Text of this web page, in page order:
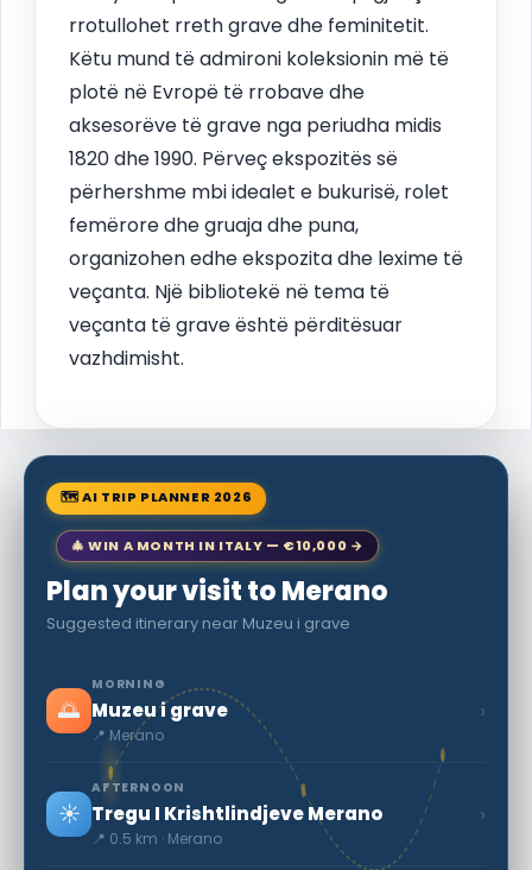
rrotullohet rreth grave dhe feminitetit.
Këtu mund të admironi koleksionin më të
plotë në Evropë të rrobave dhe
aksesorëve të grave nga periudha midis
1820 dhe 1990. Përveç ekspozitës së
përhershme mbi idealet e bukurisë, rolet
femërore dhe gruaja dhe puna,
organizohen edhe ekspozita dhe lexime të
veçanta. Një bibliotekë në tema të
veçanta të grave është përditësuar
vazhdimisht.
🗺 AI TRIP PLANNER 2026
🎄 WIN A MONTH IN ITALY — €10,000 →
Plan your visit to Merano
Suggested itinerary near Muzeu i grave
🌅
MORNING
Muzeu i grave
📍 Merano
›
☀️
AFTERNOON
Tregu I Krishtlindjeve Merano
📍 0.5 km · Merano
›